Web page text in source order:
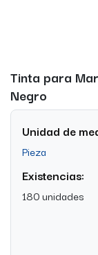
Tinta para
Negro
Unidad de
Pieza
Existencias:
180 unidades